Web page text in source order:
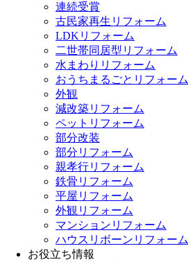
連続受賞
古民家再生リフォーム
LDKリフォーム
二世帯同居型リフォーム
水まわりリフォーム
おうちまるごとリフォーム
外観
減改築リフォーム
ペットリフォーム
部分改装
部分リフォーム
親孝行リフォーム
鉄骨リフォーム
平屋リフォーム
外観リフォーム
マンションリフォーム
ハウスリボーンリフォーム
お役立ち情報